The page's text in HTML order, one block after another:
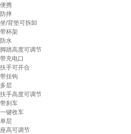
便携
防摔
坐/背垫可拆卸
带杯架
防水
脚踏高度可调节
带充电口
扶手可开合
带挂钩
多层
扶手高度可调节
带刹车
一键收车
单层
座高可调节